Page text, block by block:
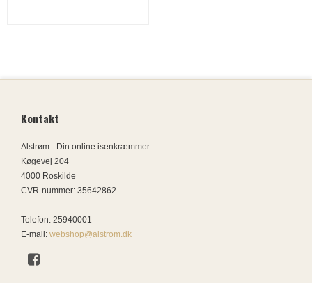
Kontakt
Alstrøm - Din online isenkræmmer
Køgevej 204
4000 Roskilde
CVR-nummer: 35642862
Telefon: 25940001
E-mail : webshop@alstrom.dk